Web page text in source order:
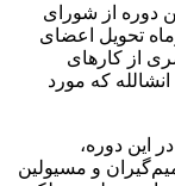
دوره از شورای
تحویل اعضای
از کارهای
که مورد
این دوره،
و مسیولین